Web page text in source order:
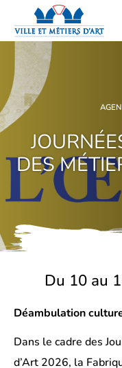
DES
Du 10 au
Déambulation
Dans le cadre des
d’Art 2026, la